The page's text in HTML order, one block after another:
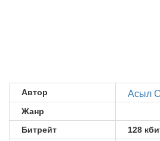
Автор Асыл
Жанр
Битрейт
128